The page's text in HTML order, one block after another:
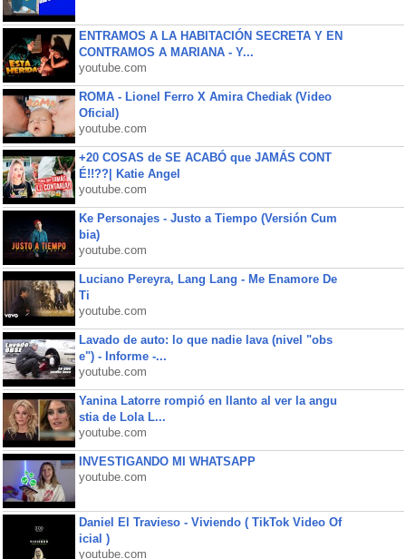
ENTRAMOS A LA HABITACIÓN SECRETA Y EN
CONTRAMOS A MARIANA - Y...
youtube.com
ROMA - Lionel Ferro X Amira Chediak (Video
Oficial)
youtube.com
+20 COSAS de SE ACABÓ que JAMÁS CONT
É!!??| Katie Angel
youtube.com
Ke Personajes - Justo a Tiempo (Versión Cum
bia)
youtube.com
Luciano Pereyra, Lang Lang - Me Enamore De
Ti
youtube.com
Lavado de auto: lo que nadie lava (nivel "obs
e") - Informe -...
youtube.com
Yanina Latorre rompió en llanto al ver la angu
stia de Lola L...
youtube.com
INVESTIGANDO MI WHATSAPP
youtube.com
Daniel El Travieso - Viviendo ( TikTok Video Of
icial )
youtube.com